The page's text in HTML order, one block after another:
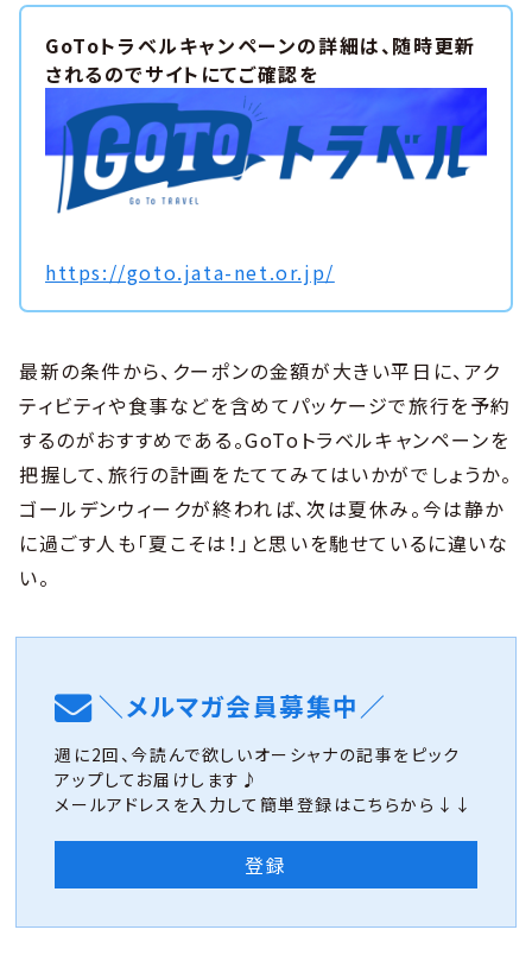
GoToトラベルキャンペーンの詳細は、随時更新
されるのでサイトにてご確認を
https://goto.jata-net.or.jp/
最新の条件から、クーポンの金額が大きい平日に、アク
ティビティや食事などを含めてパッケージで旅行を予約
するのがおすすめである。GoToトラベルキャンペーンを
把握して、旅行の計画をたててみてはいかがでしょうか。
ゴールデンウィークが終われば、次は夏休み。今は静か
に過ごす人も「夏こそは！」と思いを馳せているに違いな
い。
＼メルマガ会員募集中／
週に2回、今読んで欲しいオーシャナの記事をピック
アップしてお届けします♪
メールアドレスを入力して簡単登録はこちらから↓↓
登録